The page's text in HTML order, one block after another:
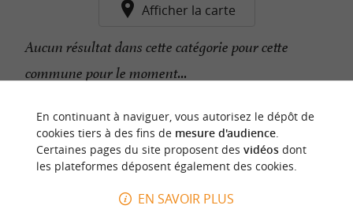
Afficher la carte
Aucun résultat dans cette catégorie pour cette
commune pour le moment...
n
o
t
r
e
c
o
u
p
d
e
c
o
e
u
r
En continuant à naviguer, vous autorisez le dépôt de
cookies tiers à des fins de mesure d'audience.
Certaines pages du site proposent des vidéosdont
les plateformes déposent également des cookies.
EN SAVOIR PLUS